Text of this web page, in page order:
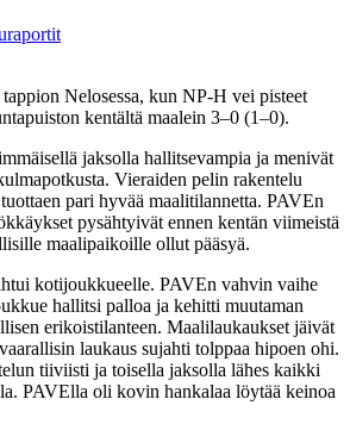
Nelosessa, kun NP-H vei pisteet
kentältä maalein 3–0 (1–0).
jaksolla hallitsevampia ja menivät
Vieraiden pelin rakentelu
pari hyvää maalitilannetta. PAVEn
pysähtyivät ennen kentän viimeistä
maalipaikoille ollut pääsyä.
kotijoukkueelle. PAVEn vahvin vaihe
hallitsi palloa ja kehitti muutaman
erikoistilanteen. Maalilaukaukset jäivät
laukaus sujahti tolppaa hipoen ohi.
tiiviisti ja toisella jaksolla lähes kaikki
PAVElla oli kovin hankalaa löytää keinoa